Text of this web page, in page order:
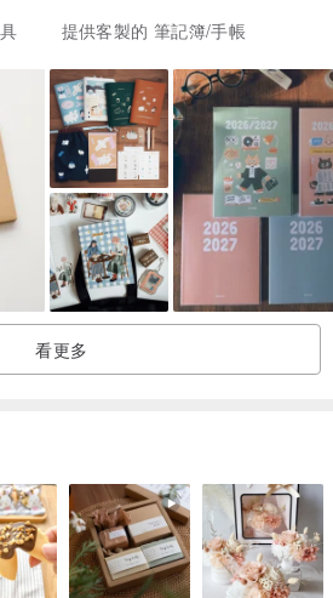
喔，以牛皮紙製成不透好寫，如果不需
謝謝。
內頁頁面購買喔！
頁為標準A6尺寸:10.5x14.5 cm
單
提供客製的 筆記簿/手帳
看更多